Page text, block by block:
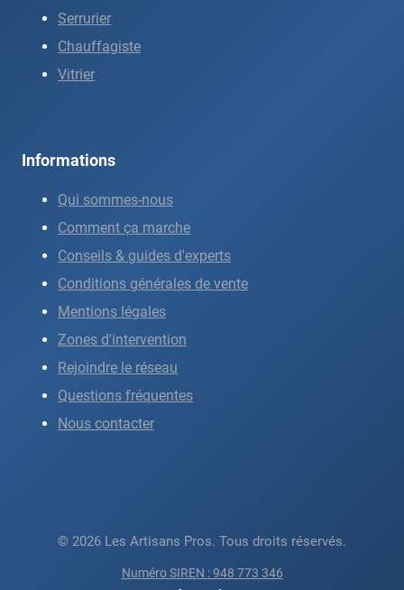
Serrurier
Chauffagiste
Vitrier
Informations
Qui sommes-nous
Comment ça marche
Conseils & guides d'experts
Conditions générales de vente
Mentions légales
Zones d'intervention
Rejoindre le réseau
Questions fréquentes
Nous contacter
© 2026 Les Artisans Pros. Tous droits réservés.
Numéro SIREN : 948 773 346